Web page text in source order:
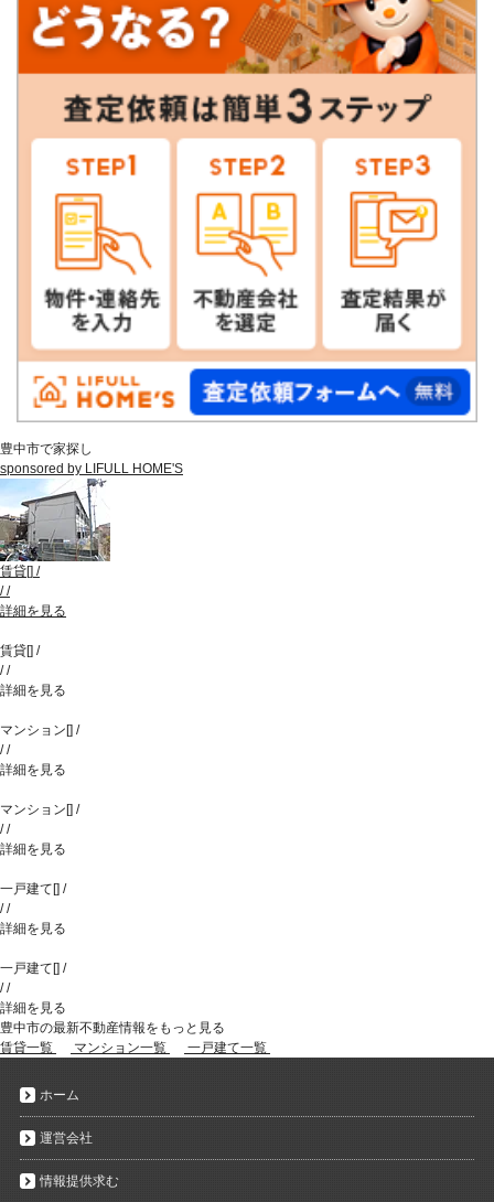
豊中市で家探し
sponsored by LIFULL HOME'S
賃貸[] /
//
詳細を見る
賃貸[] /
//
詳細を見る
マンション[] /
//
詳細を見る
マンション[] /
//
詳細を見る
一戸建て[] /
//
詳細を見る
一戸建て[] /
//
詳細を見る
豊中市の最新不動産情報をもっと見る
賃貸一覧
マンション一覧 一戸建て一覧
ホーム
運営会社
情報提供求む